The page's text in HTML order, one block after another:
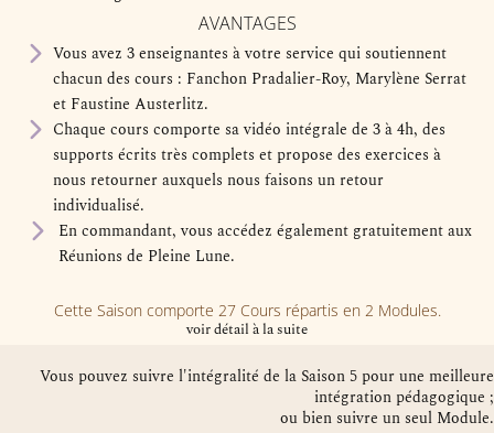
AVANTAGES
Vous avez 3 enseignantes à votre service qui soutiennent
chacun des cours : Fanchon Pradalier-Roy, Marylène Serrat
et Faustine Austerlitz.
Chaque cours comporte sa vidéo intégrale de 3 à 4h, des
supports écrits très complets et propose des exercices à
nous retourner auxquels nous faisons un retour
individualisé.
En commandant, vous accédez également gratuitement aux
Réunions de Pleine Lune.
Cette Saison comporte 27 Cours répartis en 2 Modules.
voir détail à la suite
Vous pouvez suivre l'intégralité de la Saison 5 pour une meilleure
intégration pédagogique ;
ou bien suivre un seul Module.